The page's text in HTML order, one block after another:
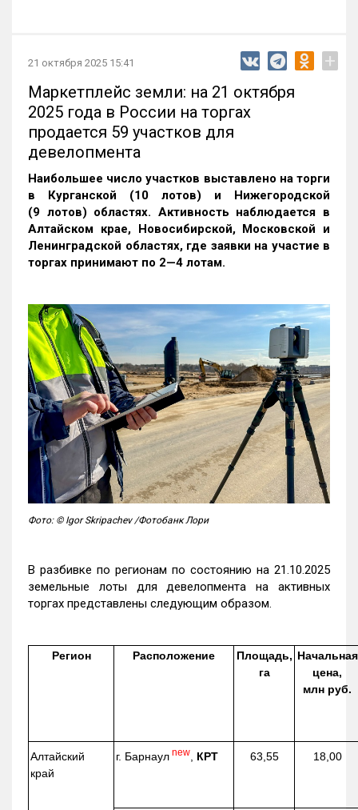
21 октября 2025 15:41 +
Маркетплейс земли: на 21 октября
2025 года в России на торгах
продается 59 участков для
девелопмента
Наибольшее число участков выставлено на торги
в Курганской (10 лотов) и Нижегородской
(9 лотов) областях. Активность наблюдается в
Алтайском крае, Новосибирской, Московской и
Ленинградской областях, где заявки на участие в
торгах принимают по 2—4 лотам.
Фото: © Igor Skripachev /Фотобанк Лори
В разбивке по регионам по состоянию на 21.10.2025
земельные лоты для девелопмента на активных
торгах представлены следующим образом.
Регион Расположение
Площадь,
га
Начальная
цена,
млн руб.
Алтайский
край
г. Барнаул new КРТ 63,55 18,00